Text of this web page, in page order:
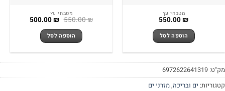
מטבחי עץ
550.00₪
הוספה לסל
מטבחי עץ
550.00₪ המחיר
היה:
550.00 ₪.
500.00₪ המחיר
הוספה לסל
מק"ט: 6972622641319
קטגוריות: ים ובריכה,מזרני ים